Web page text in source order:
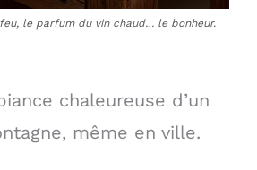
le parfum du vin chaud… le bonheur.
chaleureuse d’un
même en ville.